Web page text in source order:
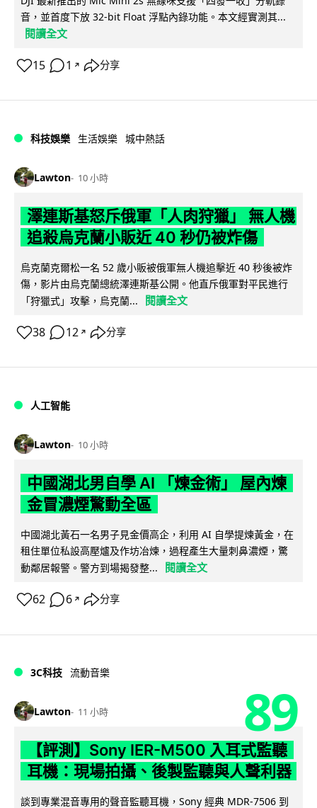
音，並首度下放 32-bit Float 浮點內錄功能。本文經實測其...
閱讀全文
15 1 ↗ 分享
科技娛樂 生活娛樂 城中熱話
Lawton 10 小時
澤連斯基怒斥俄軍「人肉狩獵」 無人機
追殺烏克蘭小販近 40 秒仍被炸傷
烏克蘭克爾松一名 52 歲小販被俄軍無人機追擊近 40 秒後被炸
傷，影片由烏克蘭總統澤連斯基公開。他直斥俄軍對平民進行
「狩獵式」攻擊，烏克蘭...
閱讀全文
38 12 ↗ 分享
人工智能
Lawton 10 小時
中國湖北男自學 AI 「煉金術」 屋內煉
金冒濃煙驚動全區
中國湖北黃石一名男子見金價高企，利用 AI 自學提煉黃金，在
租住單位私設高壓爐及作坊冶煉，過程產生大量刺鼻濃煙，驚
動鄰居報警。警方到場揭發整...
閱讀全文
62 6 ↗ 分享
3C科技 流動音樂
Lawton 11 小時 89
【評測】Sony IER-M500 入耳式監聽
耳機：現場拍攝、後製監聽與人聲利器
談到專業混音專用的聲音監聽耳機，Sony 經典 MDR-7506 到